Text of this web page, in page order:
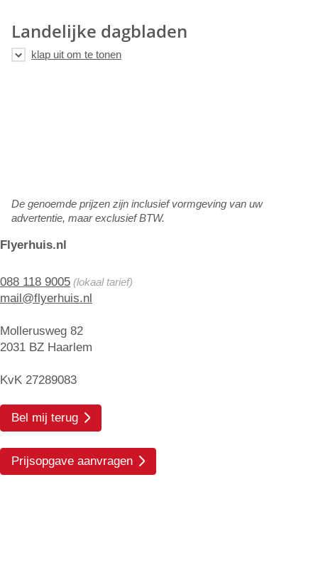
Flyerhuis.nl
088 118 9005 (lokaal tarief)
mail@flyerhuis.nl
Mollerusweg 82
2031 BZ Haarlem
KvK 27289083
Bel mij terug
Prijsopgave aanvragen
Landelijke dagbladen
De genoemde prijzen zijn inclusief vormgeving van uw
advertentie, maar exclusief BTW.